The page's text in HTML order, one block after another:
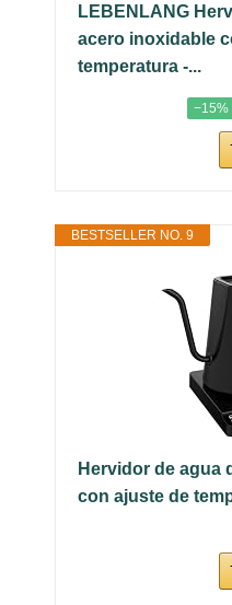
LEBENLANG
acero inoxidable
temperatura -...
−15%
BESTSELLER NO. 9
Hervidor de agua
con ajuste de